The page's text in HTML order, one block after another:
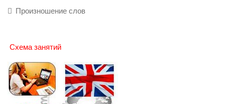
Произношение слов
Схема занятий